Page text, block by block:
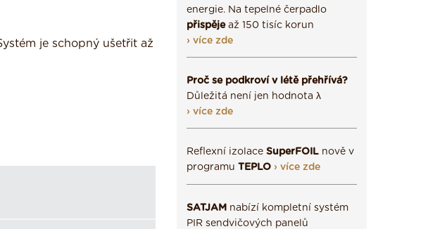
je schopný ušetřit až
energie. Na tepelné čerpadlo
přispějeaž 150 tisíc korun
› více zde
Proč se podkroví v létě přehřívá?
Důležitá není jen hodnota λ
› více zde
Reflexní izolace SuperFOIL nově v
programu TEPLO › více zde
SATJAM nabízí kompletní systém
PIR sendvičových panelů